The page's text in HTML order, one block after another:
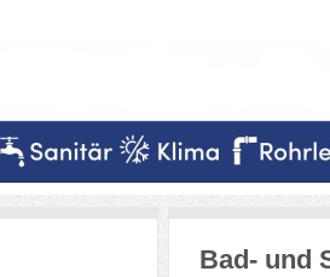
Bad- und